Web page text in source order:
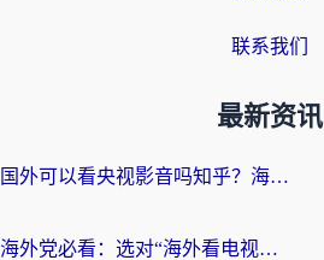
联系我们
最新资讯
国外可以看央视影音吗知乎？海外党亲测有效的回国加速方案
海外党必看：选对“海外看电视剧软件”，再也不用愁国内剧刷不了